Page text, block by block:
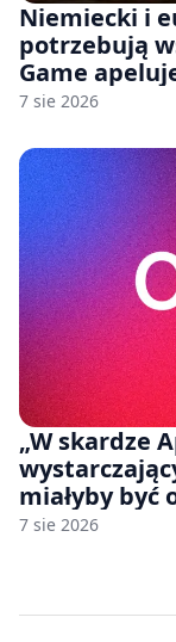
Niemiecki i
potrzebują
Game
7 sie 2026
„W skardze
miałyby być
handlowej”.
7 sie 2026